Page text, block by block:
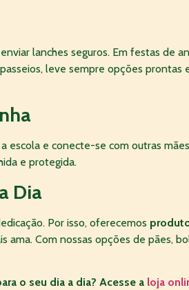
lanches seguros. Em festas de
leve sempre opções prontas
escola e conecte-se com outras
e protegida.
Dia
Por isso, oferecemos
ama. Com nossas opções de pães,
o seu dia a dia? Acesse a loja